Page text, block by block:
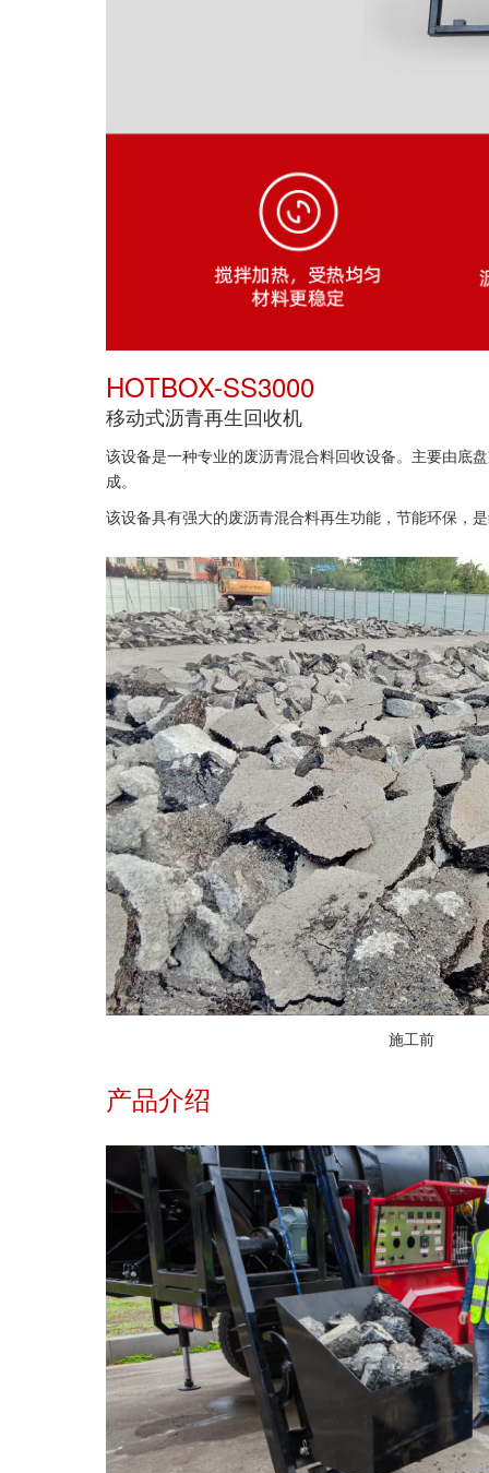
HOTBOX-SS3000
移动式沥青再生回收机
该设备是一种专业的废沥青混合料回收设备。主要由底
成。
该设备具有强大的废沥青混合料再生功能，节能环保，
施工前
产品介绍